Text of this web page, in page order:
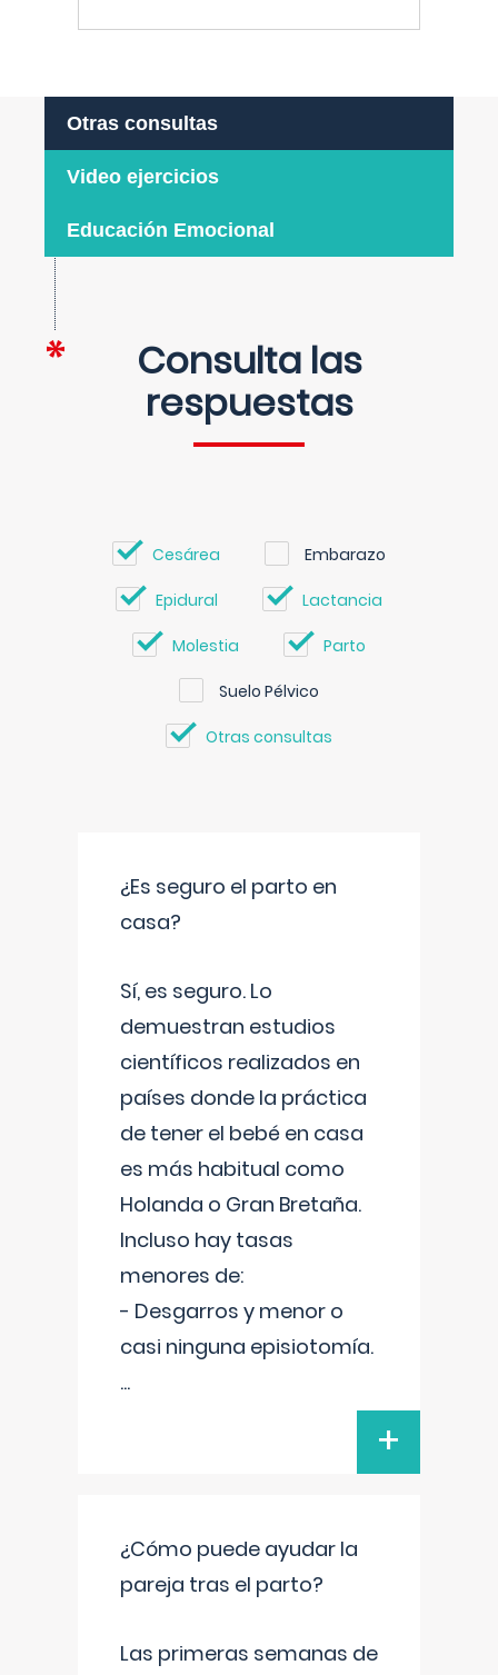
Otras consultas
Video ejercicios
Educación Emocional
Consulta las
respuestas
Cesárea Embarazo
Epidural Lactancia
Molestia Parto
Suelo Pélvico
Otras consultas
¿Es seguro el parto en
casa?
Sí, es seguro. Lo
demuestran estudios
científicos realizados en
países donde la práctica
de tener el bebé en casa
es más habitual como
Holanda o Gran Bretaña.
Incluso hay tasas
menores de:
- Desgarros y menor o
casi ninguna episiotomía.
...
+
¿Cómo puede ayudar la
pareja tras el parto?
Las primeras semanas de